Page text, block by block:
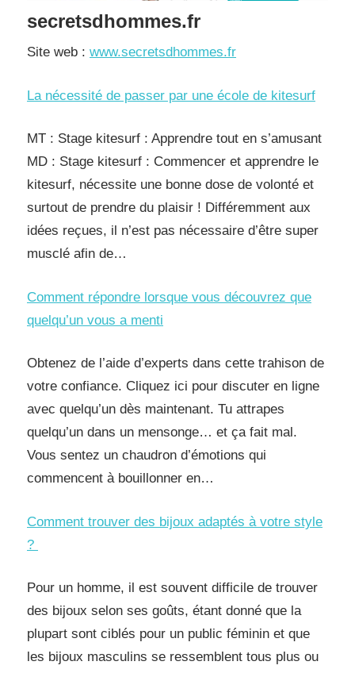
secretsdhommes.fr
Site web : www.secretsdhommes.fr
La nécessité de passer par une école de kitesurf
MT : Stage kitesurf : Apprendre tout en s’amusant
MD : Stage kitesurf : Commencer et apprendre le
kitesurf, nécessite une bonne dose de volonté et
surtout de prendre du plaisir ! Différemment aux
idées reçues, il n’est pas nécessaire d’être super
musclé afin de…
Comment répondre lorsque vous découvrez que
quelqu’un vous a menti
Obtenez de l’aide d’experts dans cette trahison de
votre confiance. Cliquez ici pour discuter en ligne
avec quelqu’un dès maintenant. Tu attrapes
quelqu’un dans un mensonge… et ça fait mal.
Vous sentez un chaudron d’émotions qui
commencent à bouillonner en…
Comment trouver des bijoux adaptés à votre style
?
Pour un homme, il est souvent difficile de trouver
des bijoux selon ses goûts, étant donné que la
plupart sont ciblés pour un public féminin et que
les bijoux masculins se ressemblent tous plus ou